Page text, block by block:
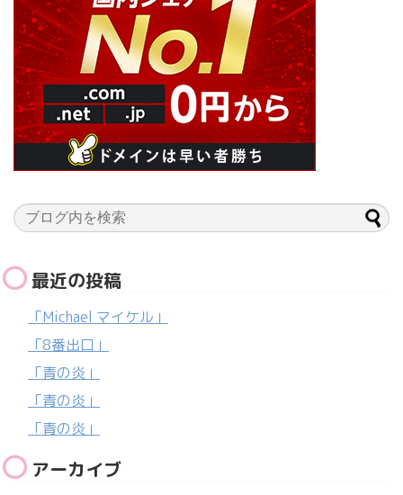
最近の投稿
「Michael マイケル」
「8番出口」
「青の炎」
「青の炎」
「青の炎」
アーカイブ